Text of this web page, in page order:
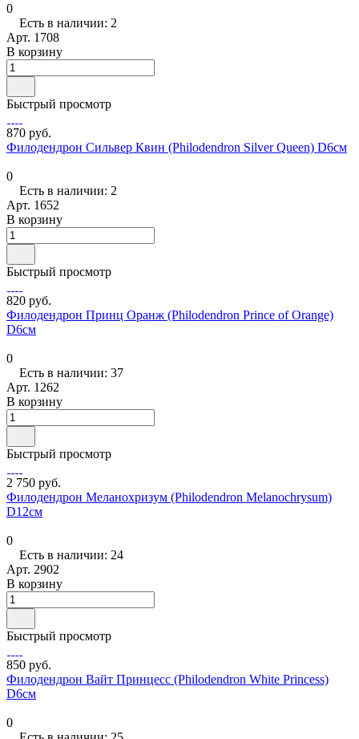
0
Есть в наличии: 2
Арт. 1708
В корзину
Быстрый просмотр
870 руб.
Филодендрон Сильвер Квин (Philodendron Silver Queen) D6см
0
Есть в наличии: 2
Арт. 1652
В корзину
Быстрый просмотр
820 руб.
Филодендрон Принц Оранж (Philodendron Prince of Orange)
D6см
0
Есть в наличии: 37
Арт. 1262
В корзину
Быстрый просмотр
2 750 руб.
Филодендрон Меланохризум (Philodendron Melanochrysum)
D12см
0
Есть в наличии: 24
Арт. 2902
В корзину
Быстрый просмотр
850 руб.
Филодендрон Вайт Принцесс (Philodendron White Princess)
D6см
0